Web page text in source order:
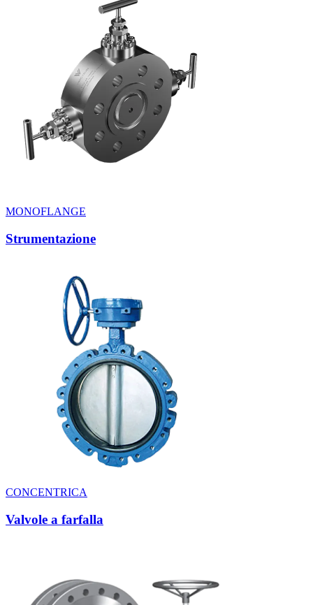
MONOFLANGE
Strumentazione
CONCENTRICA
Valvole a farfalla